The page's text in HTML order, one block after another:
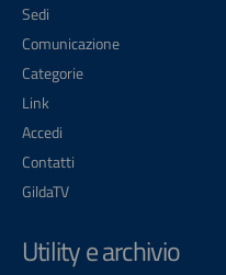
Sedi
Comunicazione
Categorie
Link
Accedi
Contatti
GildaTV
Utility e archivio